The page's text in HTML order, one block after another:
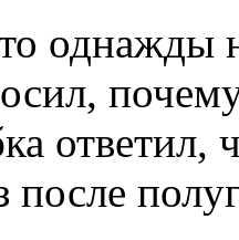
однажды
ответил,
после